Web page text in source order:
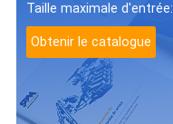
Taille maximale d'entrée:
Obtenir le catalogue